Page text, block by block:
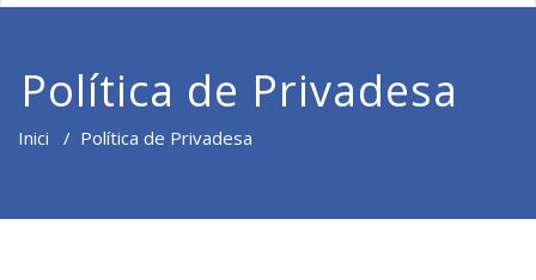
Política de Privadesa
Inici / Política de Privadesa